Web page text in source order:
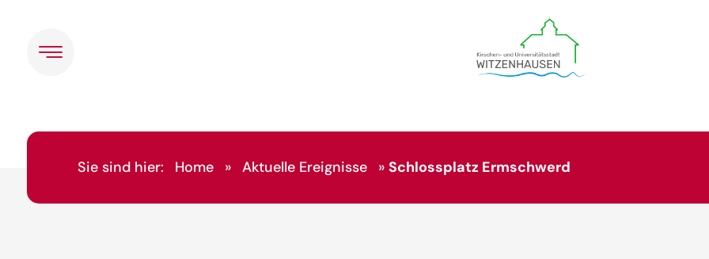
Sie sind hier: Home » Aktuelle Ereignisse » Schlossplatz Ermschwerd